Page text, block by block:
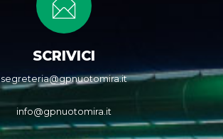
SCRIVICI
segreteria@gpnuotomira.it
info@gpnuotomira.it